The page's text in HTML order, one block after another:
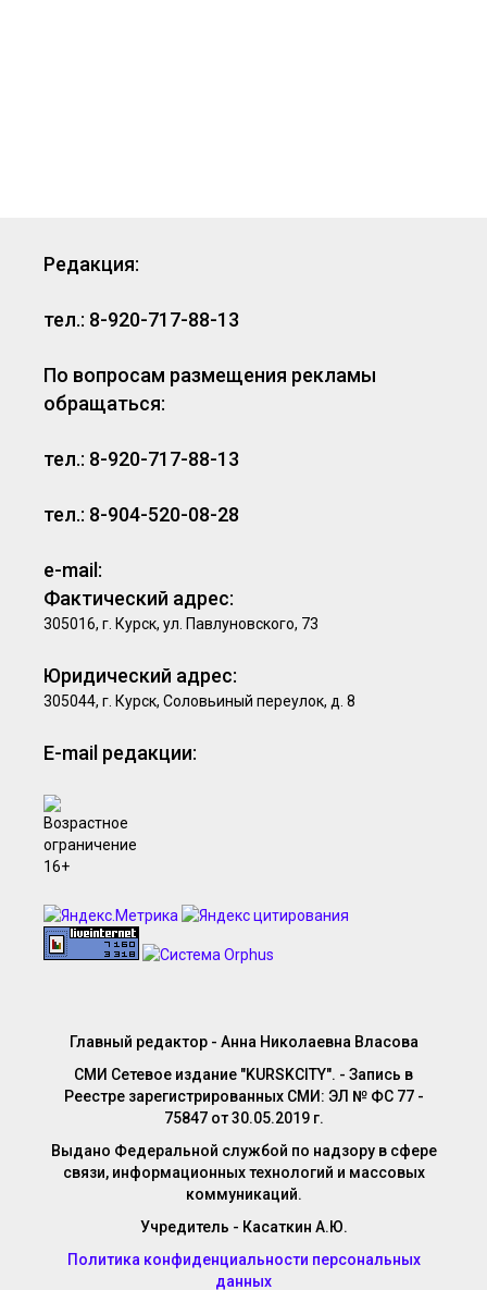
Редакция:
тел.: 8-920-717-88-13
По вопросам размещения рекламы
обращаться:
тел.: 8-920-717-88-13
тел.: 8-904-520-08-28
e-mail:
Фактический адрес:
305016, г. Курск, ул. Павлуновского, 73
Юридический адрес:
305044, г. Курск, Соловьиный переулок, д. 8
E-mail редакции:
Главный редактор - Анна Николаевна Власова
СМИ Сетевое издание "KURSKCITY". - Запись в
Реестре зарегистрированных СМИ: ЭЛ № ФС 77 -
75847 от 30.05.2019 г.
Выдано Федеральной службой по надзору в сфере
связи, информационных технологий и массовых
коммуникаций.
Учредитель - Касаткин А.Ю.
Политика конфиденциальности персональных
данных